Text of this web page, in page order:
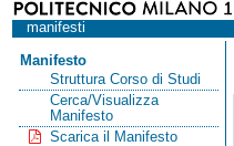
manifesti
Manifesto
Struttura Corso di Studi
Cerca/Visualizza
Manifesto
Scarica il Manifesto